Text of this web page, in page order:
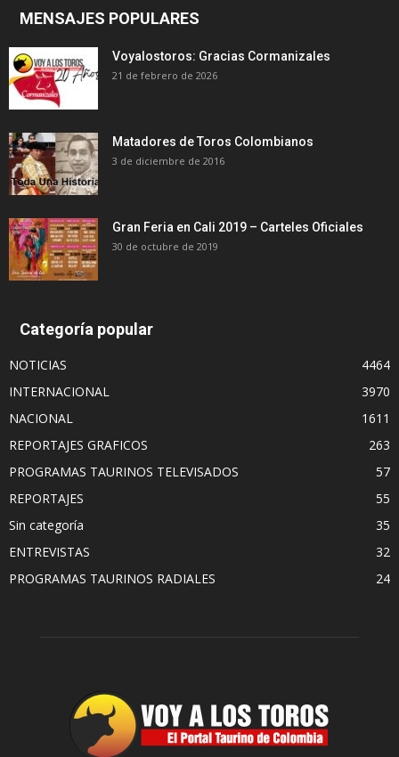
MENSAJES POPULARES
Voyalostoros: Gracias Cormanizales
21 de febrero de 2026
Matadores de Toros Colombianos
3 de diciembre de 2016
Gran Feria en Cali 2019 – Carteles Oficiales
30 de octubre de 2019
Categoría popular
NOTICIAS
4464
INTERNACIONAL
3970
NACIONAL
1611
REPORTAJES GRAFICOS
263
PROGRAMAS TAURINOS TELEVISADOS
57
REPORTAJES
55
Sin categoría
35
ENTREVISTAS
32
PROGRAMAS TAURINOS RADIALES
24